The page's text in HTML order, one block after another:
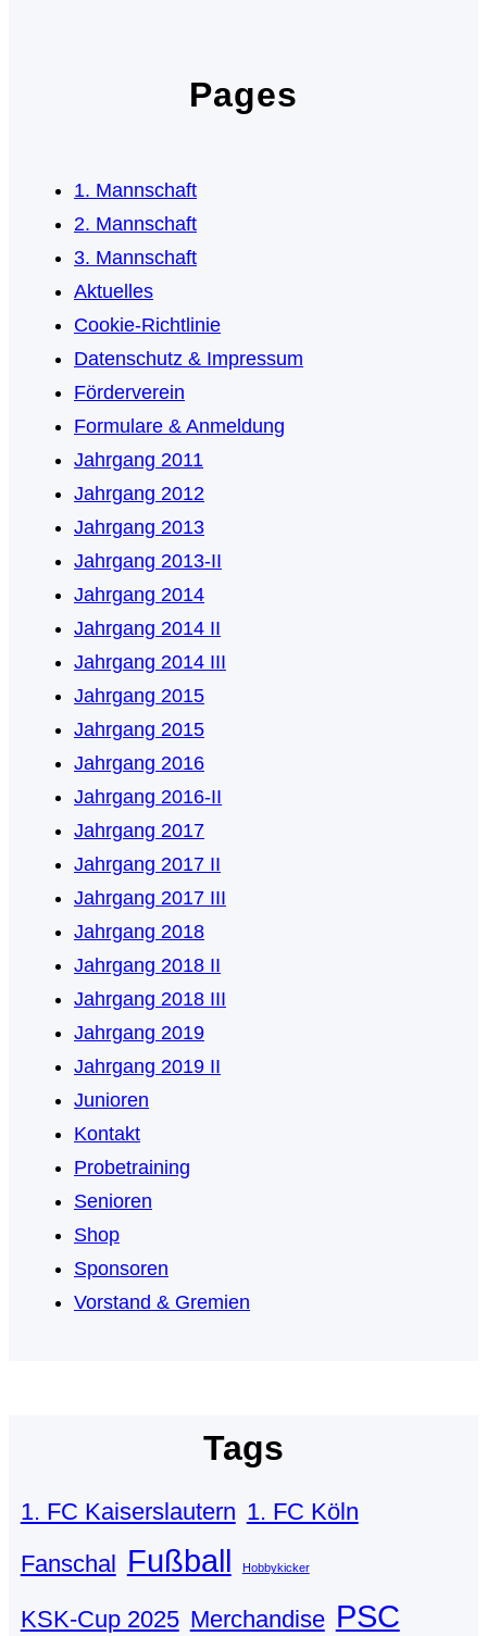
Pages
1. Mannschaft
2. Mannschaft
3. Mannschaft
Aktuelles
Cookie-Richtlinie
Datenschutz & Impressum
Förderverein
Formulare & Anmeldung
Jahrgang 2011
Jahrgang 2012
Jahrgang 2013
Jahrgang 2013-II
Jahrgang 2014
Jahrgang 2014 II
Jahrgang 2014 III
Jahrgang 2015
Jahrgang 2015
Jahrgang 2016
Jahrgang 2016-II
Jahrgang 2017
Jahrgang 2017 II
Jahrgang 2017 III
Jahrgang 2018
Jahrgang 2018 II
Jahrgang 2018 III
Jahrgang 2019
Jahrgang 2019 II
Junioren
Kontakt
Probetraining
Senioren
Shop
Sponsoren
Vorstand & Gremien
Tags
1. FC Kaiserslautern 1. FC Köln
Fanschal
Fußball Hobbykicker
KSK-Cup 2025 Merchandise PSC